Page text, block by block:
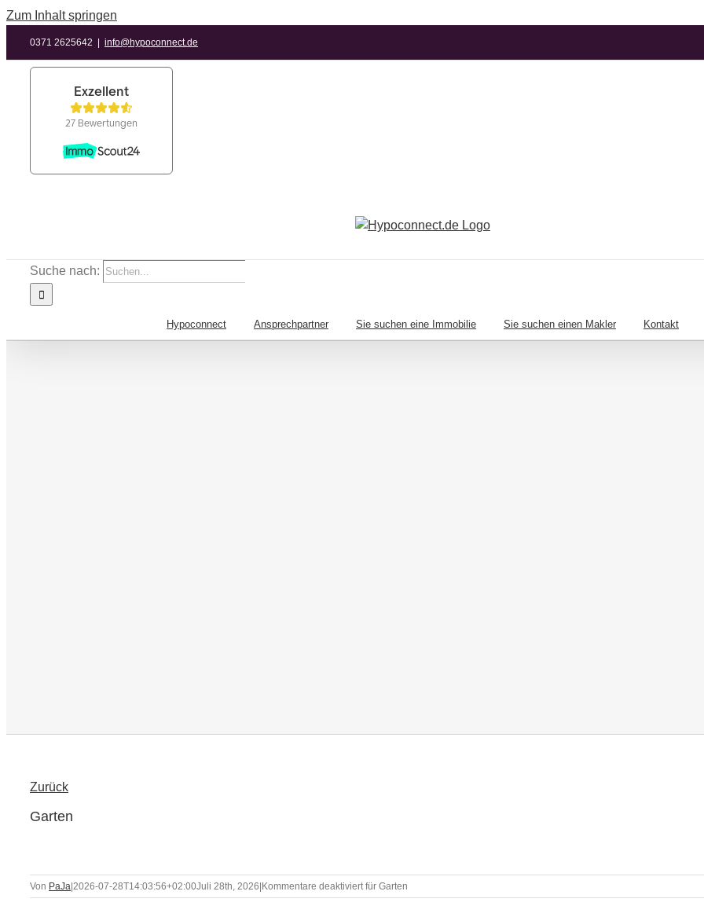
Zum Inhalt springen
0371 2625642 info@hypoconnect.de
Suche nach:
Hypoconnect Ansprechpartner Sie suchen eine Immobilie Sie suchen einen Makler Kontakt
Zurück
Garten
Von PaJa 2026-07-28T14:03:56+02:00Juli 28th, 2026 Kommentare deaktiviertfür Garten